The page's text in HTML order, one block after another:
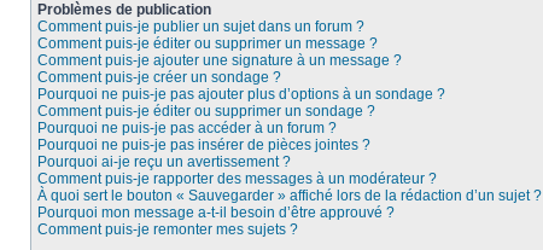
Problèmes de publication
Comment puis-je publier un sujet dans un forum ?
Comment puis-je éditer ou supprimer un message ?
Comment puis-je ajouter une signature à un message ?
Comment puis-je créer un sondage ?
Pourquoi ne puis-je pas ajouter plus d’options à un sondage ?
Comment puis-je éditer ou supprimer un sondage ?
Pourquoi ne puis-je pas accéder à un forum ?
Pourquoi ne puis-je pas insérer de pièces jointes ?
Pourquoi ai-je reçu un avertissement ?
Comment puis-je rapporter des messages à un modérateur ?
À quoi sert le bouton « Sauvegarder » affiché lors de la rédaction d’un sujet ?
Pourquoi mon message a-t-il besoin d’être approuvé ?
Comment puis-je remonter mes sujets ?